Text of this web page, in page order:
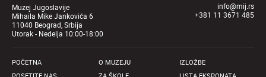
Muzej Jugoslavije
Mihaila Mike Jankovića 6
11040 Beograd, Srbija
Utorak - Nedelja 10:00-18:00
info@mij.rs
+381 11 3671 485
POČETNA
O MUZEJU
IZLOŽBE